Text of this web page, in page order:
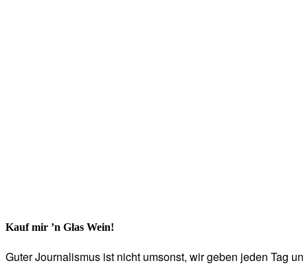
Kauf mir ’n Glas Wein!
Guter Journalismus ist nicht umsonst, wir geben jeden Tag